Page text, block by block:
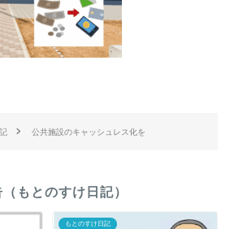
公共施設のキャッシュレス化を
もとのすけ日記）
もとのすけ日記